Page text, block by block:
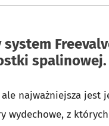
spalinowej.
najważniejsza
wydechowe, z